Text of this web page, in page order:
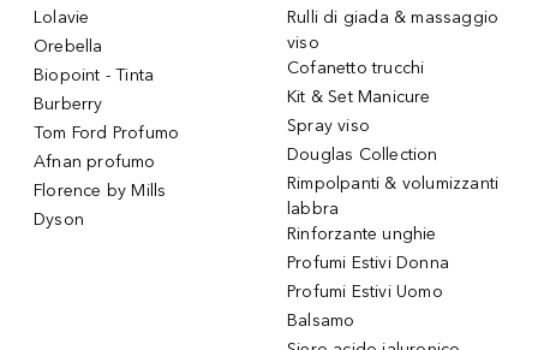
Lolavie
Orebella
Biopoint - Tinta
Burberry
Tom Ford Profumo
Afnan profumo
Florence by Mills
Dyson
Rulli di giada & massaggio
viso
Cofanetto trucchi
Kit & Set Manicure
Spray viso
Douglas Collection
Rimpolpanti & volumizzanti
labbra
Rinforzante unghie
Profumi Estivi Donna
Profumi Estivi Uomo
Balsamo